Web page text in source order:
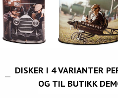
DISKER I 4 VARIANTER
OG TIL BUTIKK